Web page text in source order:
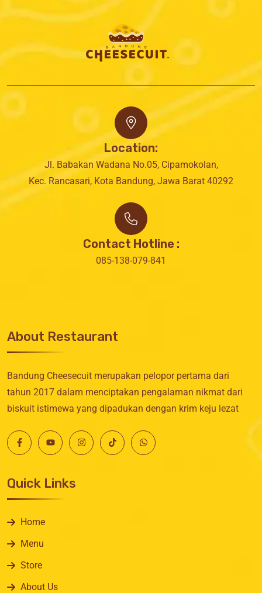
Location:
Jl. Babakan Wadana No.05, Cipamokolan,
Kec. Rancasari, Kota Bandung, Jawa Barat 40292
Contact Hotline :
085-138-079-841
About Restaurant
Bandung Cheesecuit merupakan pelopor pertama dari
tahun 2017 dalam menciptakan pengalaman nikmat dari
biskuit istimewa yang dipadukan dengan krim keju lezat
Quick Links
Home
Menu
Store
About Us